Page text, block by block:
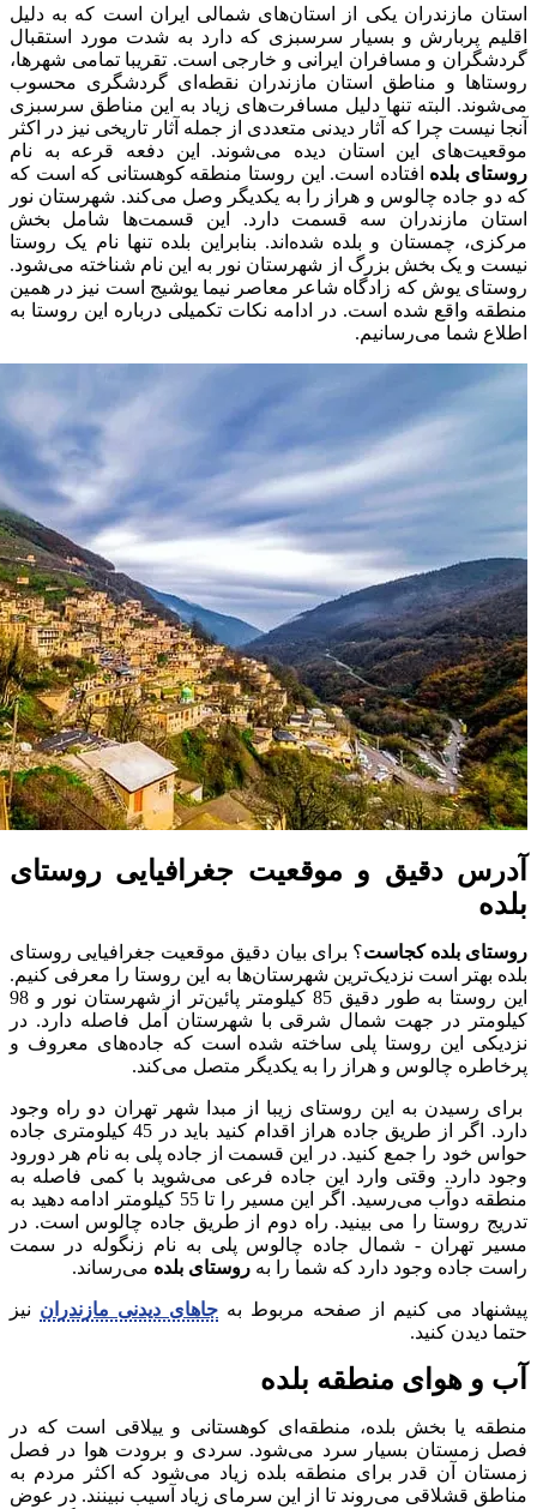
استان مازندران یکی از استان‌های شمالی ایران است که به دلیل
اقلیم پربارش و بسیار سرسبزی که دارد به شدت مورد استقبال
گردشگران و مسافران ایرانی و خارجی است. تقریبا تمامی شهرها،
روستاها و مناطق استان مازندران نقطه‌ای گردشگری محسوب
می‌شوند. البته تنها دلیل مسافرت‌های زیاد به این مناطق سرسبزی
آنجا نیست چرا که آثار دیدنی متعددی از جمله آثار تاریخی نیز در اکثر
موقعیت‌های این استان دیده می‌شوند. این دفعه قرعه به نام
روستای بلده افتاده است. این روستا منطقه کوهستانی که است که
که دو جاده چالوس و هراز را به یکدیگر وصل می‌کند. شهرستان نور
استان مازندران سه قسمت دارد. این قسمت‌ها شامل بخش
مرکزی، چمستان و بلده شده‌اند. بنابراین بلده تنها نام یک روستا
نیست و یک بخش بزرگ از شهرستان نور به این نام شناخته می‌شود.
روستای یوش که زادگاه شاعر معاصر نیما یوشیج است نیز در همین
منطقه واقع شده است. در ادامه نکات تکمیلی درباره این روستا به
اطلاع شما می‌رسانیم.
آدرس دقیق و موقعیت جغرافیایی روستای
بلده
روستای بلده کجاست؟ برای بیان دقیق موقعیت جغرافیایی روستای
بلده بهتر است نزدیک‌ترین شهرستان‌ها به این روستا را معرفی کنیم.
این روستا به طور دقیق 85 کیلومتر پائین‌تر از شهرستان نور و 98
کیلومتر در جهت شمال شرقی با شهرستان آمل فاصله دارد. در
نزدیکی این روستا پلی ساخته شده است که جاده‌های معروف و
پرخاطره چالوس و هراز را به یکدیگر متصل می‌کند.
برای رسیدن به این روستای زیبا از مبدا شهر تهران دو راه وجود
دارد. اگر از طریق جاده هراز اقدام کنید باید در 45 کیلومتری جاده
حواس خود را جمع کنید. در این قسمت از جاده پلی به نام هر دورود
وجود دارد. وقتی وارد این جاده فرعی می‌شوید با کمی فاصله به
منطقه دوآب می‌رسید. اگر این مسیر را تا 55 کیلومتر ادامه دهید به
تدریج روستا را می بینید. راه دوم از طریق جاده چالوس است. در
مسیر تهران - شمال جاده چالوس پلی به نام زنگوله در سمت
راست جاده وجود دارد که شما را به روستای بلده می‌رساند.
پیشنهاد می کنیم از صفحه مربوط به جاهای دیدنی مازندران نیز
حتما دیدن کنید.
آب‌ و‌ هوای منطقه بلده
منطقه یا بخش بلده، منطقه‌ای کوهستانی و ییلاقی است که در
فصل زمستان بسیار سرد می‌شود. سردی و برودت هوا در فصل
زمستان آن قدر برای منطقه بلده زیاد می‌شود که اکثر مردم به
مناطق قشلاقی می‌روند تا از این سرمای زیاد آسیب نبینند. در عوض